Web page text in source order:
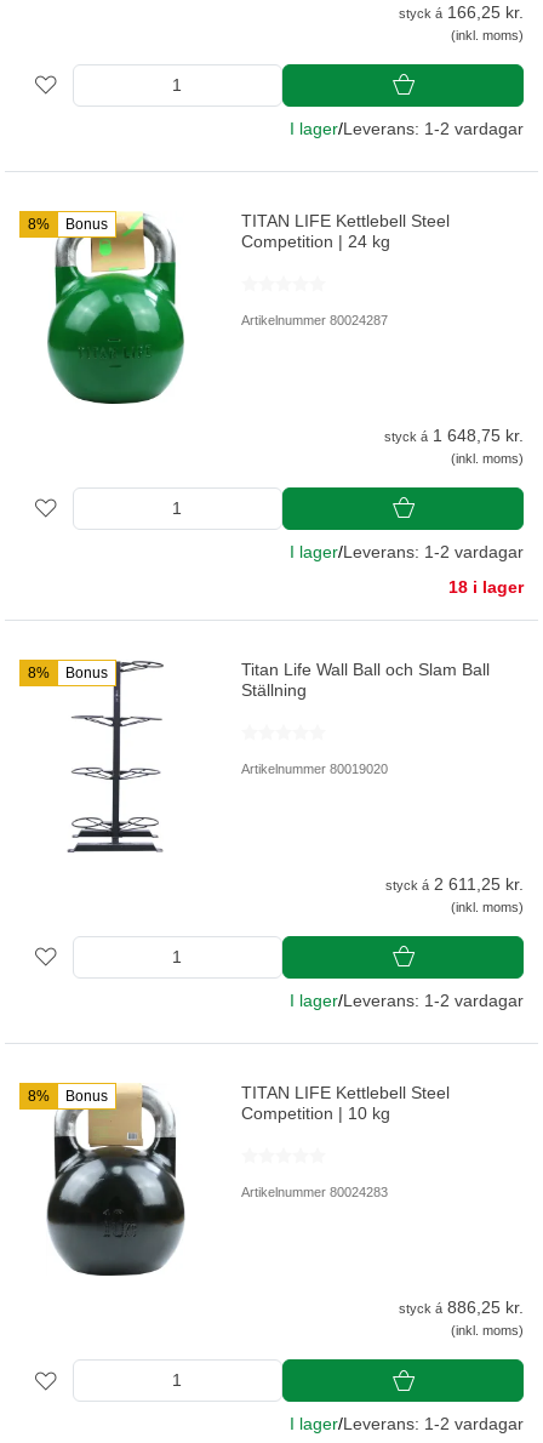
styck á 166,25 kr.
(inkl. moms)
I lager/Leverans: 1-2 vardagar
8% Bonus
TITAN LIFE Kettlebell Steel
Competition | 24 kg
Artikelnummer 80024287
styck á 1 648,75 kr.
(inkl. moms)
I lager/Leverans: 1-2 vardagar
18 i lager
8% Bonus
Titan Life Wall Ball och Slam Ball
Ställning
Artikelnummer 80019020
styck á 2 611,25 kr.
(inkl. moms)
I lager/Leverans: 1-2 vardagar
8% Bonus
TITAN LIFE Kettlebell Steel
Competition | 10 kg
Artikelnummer 80024283
styck á 886,25 kr.
(inkl. moms)
I lager/Leverans: 1-2 vardagar